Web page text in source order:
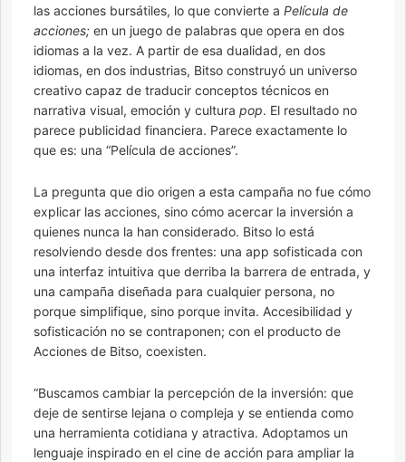
las acciones bursátiles, lo que convierte a Película de
acciones; en un juego de palabras que opera en dos
idiomas a la vez. A partir de esa dualidad, en dos
idiomas, en dos industrias, Bitso construyó un universo
creativo capaz de traducir conceptos técnicos en
narrativa visual, emoción y cultura pop. El resultado no
parece publicidad financiera. Parece exactamente lo
que es: una “Película de acciones”.
La pregunta que dio origen a esta campaña no fue cómo
explicar las acciones, sino cómo acercar la inversión a
quienes nunca la han considerado. Bitso lo está
resolviendo desde dos frentes: una app sofisticada con
una interfaz intuitiva que derriba la barrera de entrada, y
una campaña diseñada para cualquier persona, no
porque simplifique, sino porque invita. Accesibilidad y
sofisticación no se contraponen; con el producto de
Acciones de Bitso, coexisten.
“Buscamos cambiar la percepción de la inversión: que
deje de sentirse lejana o compleja y se entienda como
una herramienta cotidiana y atractiva. Adoptamos un
lenguaje inspirado en el cine de acción para ampliar la